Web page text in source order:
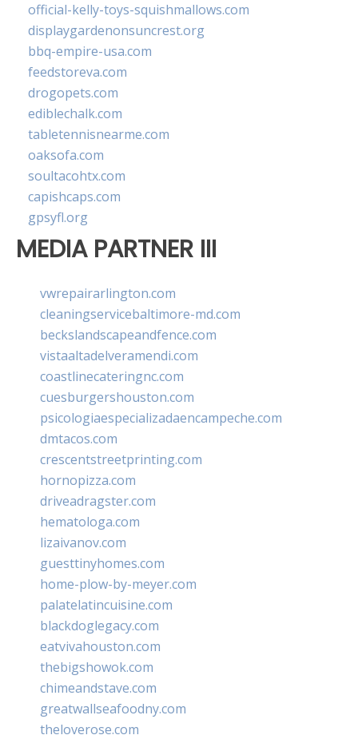
official-kelly-toys-squishmallows.com
displaygardenonsuncrest.org
bbq-empire-usa.com
feedstoreva.com
drogopets.com
ediblechalk.com
tabletennisnearme.com
oaksofa.com
soultacohtx.com
capishcaps.com
gpsyfl.org
MEDIA PARTNER III
vwrepairarlington.com
cleaningservicebaltimore-md.com
beckslandscapeandfence.com
vistaaltadelveramendi.com
coastlinecateringnc.com
cuesburgershouston.com
psicologiaespecializadaencampeche.com
dmtacos.com
crescentstreetprinting.com
hornopizza.com
driveadragster.com
hematologa.com
lizaivanov.com
guesttinyhomes.com
home-plow-by-meyer.com
palatelatincuisine.com
blackdoglegacy.com
eatvivahouston.com
thebigshowok.com
chimeandstave.com
greatwallseafoodny.com
theloverose.com